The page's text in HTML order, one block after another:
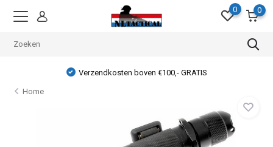
0 0
Verzendkosten boven €100,- GRATIS
Home